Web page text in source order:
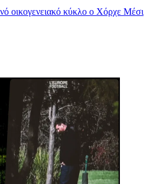
οικογενειακό κύκλο ο Χόρχε Μέσι